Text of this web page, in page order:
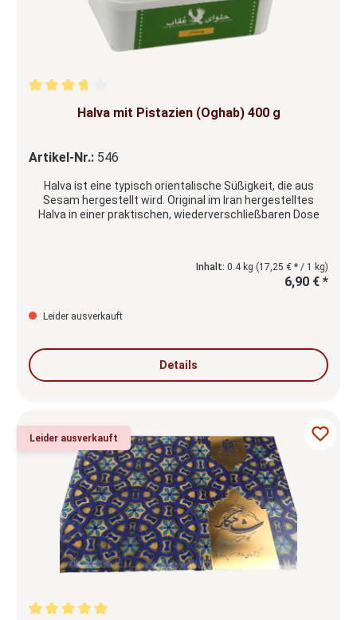
Durchschnittliche Bewertung von 3.67 von 5 Sternen
Halva mit Pistazien (Oghab) 400 g
Artikel-Nr.: 546
Halva ist eine typisch orientalische Süßigkeit, die aus
Sesam hergestellt wird. Original im Iran hergestelltes
Halva in einer praktischen, wiederverschließbaren Dose
Inhalt: 0.4 kg (17,25 € * / 1 kg)
6,90 € *
Leider ausverkauft
Details
Leider ausverkauft